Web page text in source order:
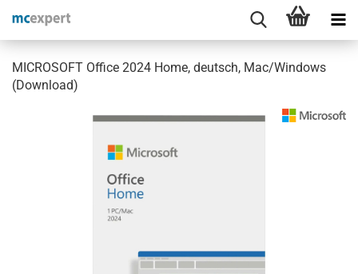
MICROSOFT Office 2024 Home, deutsch, Mac/Windows
(Download)